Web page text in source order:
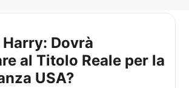
Dovrà
al Titolo Reale per la
USA?